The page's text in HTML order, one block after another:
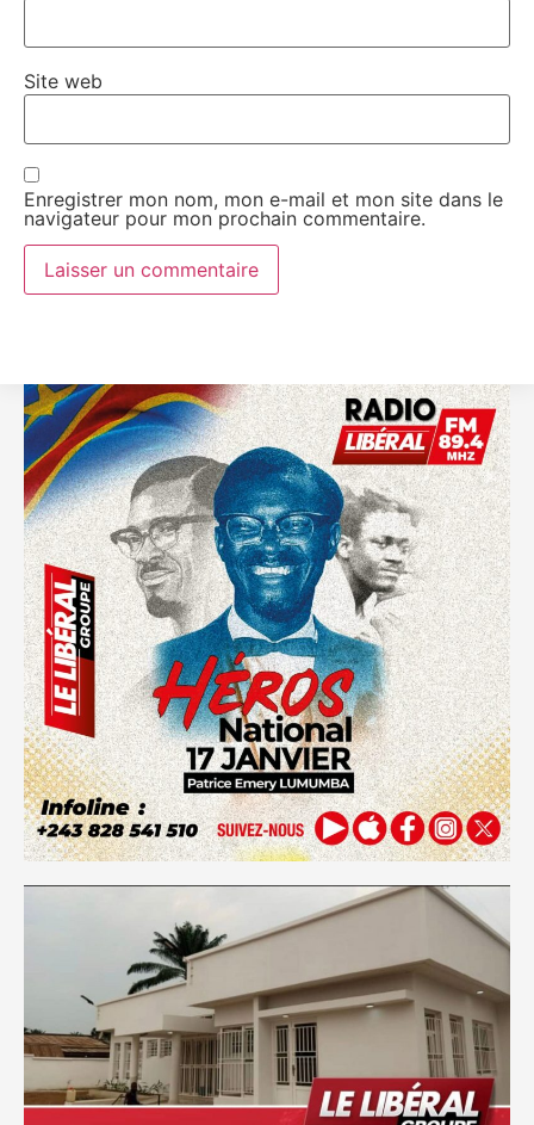
Site web
Enregistrer mon nom, mon e-mail et mon site dans le
navigateur pour mon prochain commentaire.